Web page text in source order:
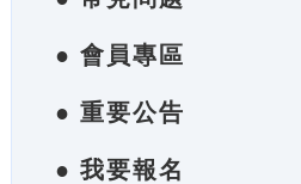
● 會員專區
● 重要公告
● 我要報名